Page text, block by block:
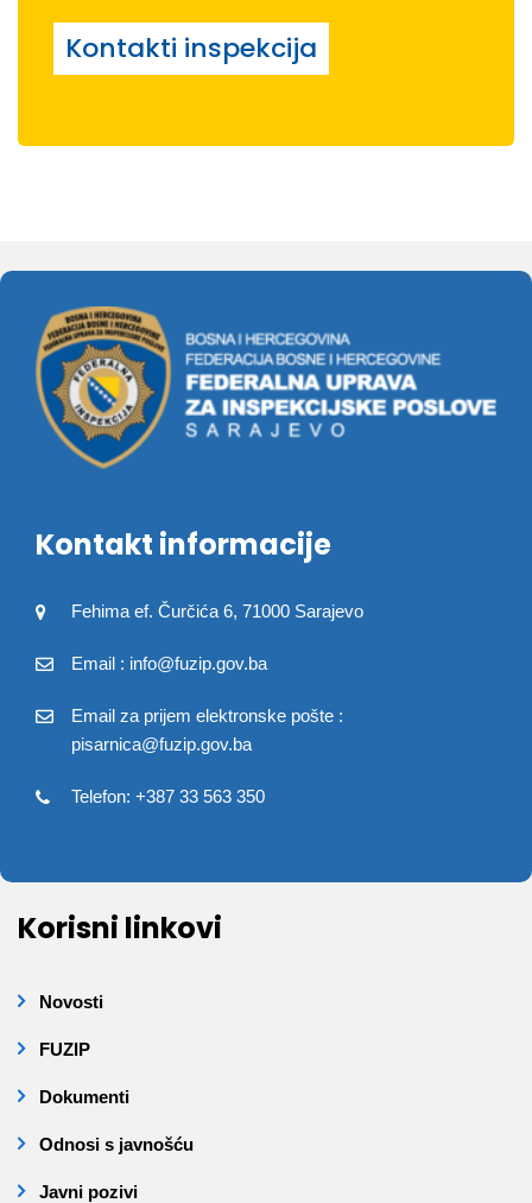
Kontakti inspekcija
Kontakt informacije
Fehima ef. Čurčića 6, 71000 Sarajevo
Email : info@fuzip.gov.ba
Email za prijem elektronske pošte :
pisarnica@fuzip.gov.ba
Telefon: +387 33 563 350
Korisni linkovi
Novosti
FUZIP
Dokumenti
Odnosi s javnošću
Javni pozivi